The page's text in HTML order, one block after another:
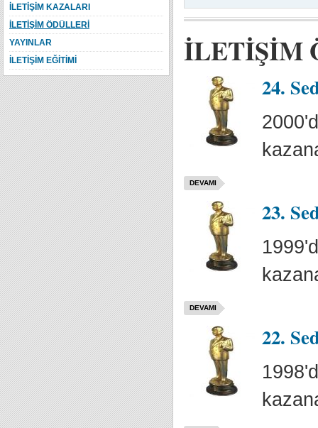
İLETİŞİM
24.
DEVAMI
23.
DEVAMI
22.
İLETİŞİM KAZALARI
İLETİŞİM ÖDÜLLERİ
YAYINLAR
İLETİŞİM EĞİTİMİ